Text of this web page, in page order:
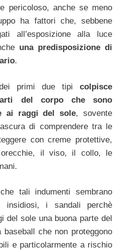
pericoloso, anche se meno
ha fattori che, sebbene
all’esposizione alla luce
una predisposizione di
.
primi due tipi colpisce
del corpo che sono
ai raggi del sole, sovente
di comprendere tra le
con creme protettive,
il viso, il collo, le
tali indumenti sembrano
insidiosi, i sandali perchè
del sole una buona parte del
che non proteggono
e particolarmente a rischio